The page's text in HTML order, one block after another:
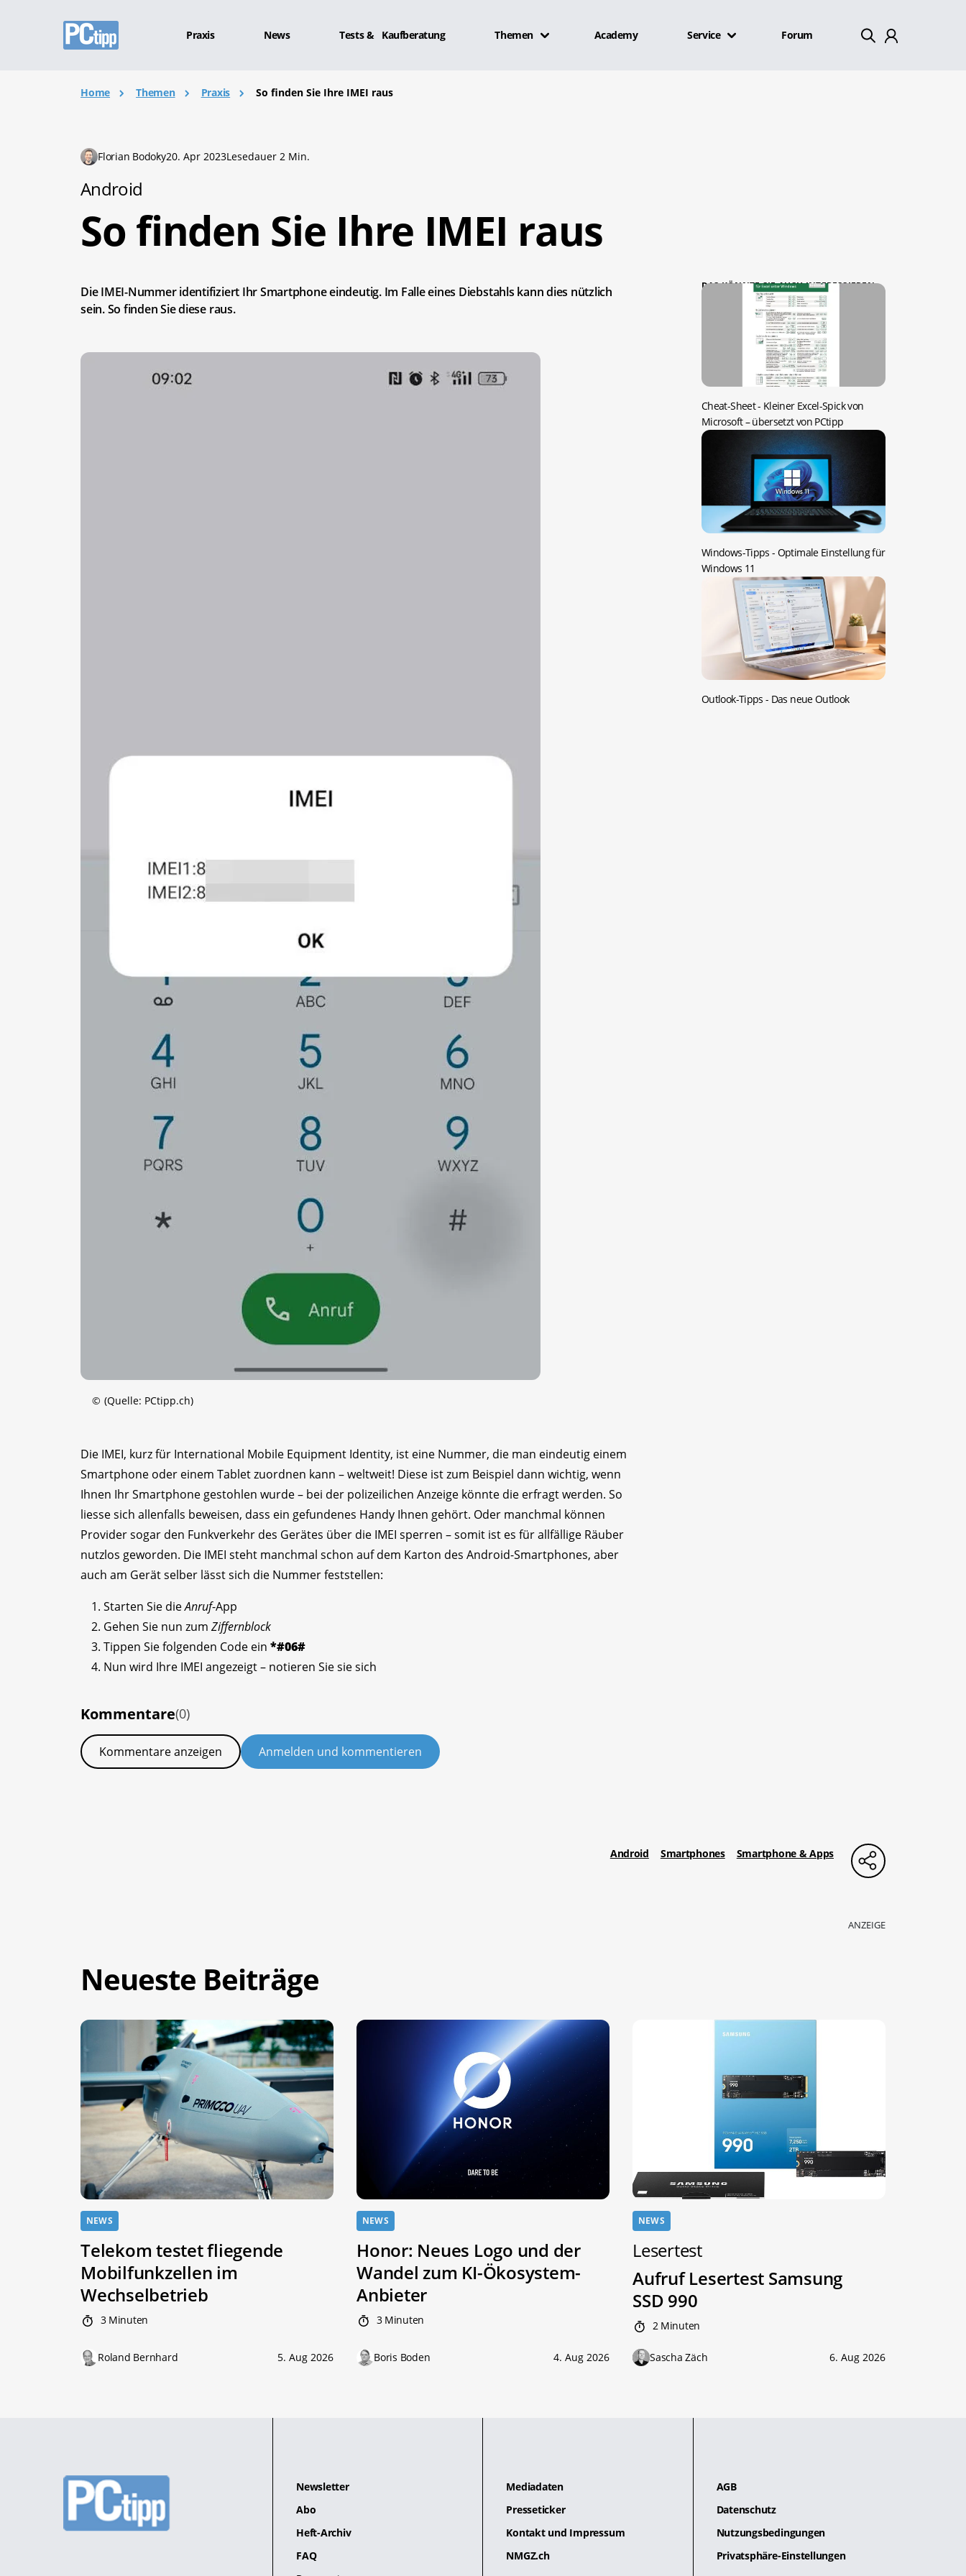
Praxis News Tests & Kaufberatung Themen Academy Service Forum
Home Themen Praxis So finden Sie Ihre IMEI raus
Florian Bodoky20. Apr 2023Lesedauer 2 Min.
Android
So finden Sie Ihre IMEI raus
Die IMEI-Nummer identifiziert Ihr Smartphone eindeutig. Im Falle eines Diebstahls kann dies nützlich
sein. So finden Sie diese raus.
© (Quelle: PCtipp.ch)
Die IMEI, kurz für International Mobile Equipment Identity, ist eine Nummer, die man eindeutig einem
Smartphone oder einem Tablet zuordnen kann – weltweit! Diese ist zum Beispiel dann wichtig, wenn
Ihnen Ihr Smartphone gestohlen wurde – bei der polizeilichen Anzeige könnte die erfragt werden. So
liesse sich allenfalls beweisen, dass ein gefundenes Handy Ihnen gehört. Oder manchmal können
Provider sogar den Funkverkehr des Gerätes über die IMEI sperren – somit ist es für allfällige Räuber
nutzlos geworden. Die IMEI steht manchmal schon auf dem Karton des Android-Smartphones, aber
auch am Gerät selber lässt sich die Nummer feststellen:
Starten Sie dieAnruf-App
Gehen Sie nun zum Ziffernblock
Tippen Sie folgenden Code ein *#06#
Nun wird Ihre IMEI angezeigt – notieren Sie sie sich
DAS KÖNNTE SIE AUCH INTERESSIEREN:
Cheat-Sheet - Kleiner Excel-Spick von
Microsoft – übersetzt von PCtipp
Windows-Tipps - Optimale Einstellung für
Windows 11
Outlook-Tipps - Das neue Outlook
Kommentare(0)
Kommentare anzeigen Anmelden und kommentieren
Android Smartphones Smartphone & Apps
ANZEIGE
Neueste Beiträge
NEWS
Telekom testet fliegende
Mobilfunkzellen im
Wechselbetrieb
3 Minuten
Roland Bernhard 5. Aug 2026
NEWS
Honor: Neues Logo und der
Wandel zum KI-Ökosystem-
Anbieter
3 Minuten
Boris Boden 4. Aug 2026
NEWS
Lesertest
Aufruf Lesertest Samsung
SSD 990
2 Minuten
Sascha Zäch 6. Aug 2026
Newsletter
Abo
Heft-Archiv
FAQ
Mediadaten
Presseticker
Kontakt und Impressum
NMGZ.ch
AGB
Datenschutz
Nutzungsbedingungen
Privatsphäre-Einstellungen